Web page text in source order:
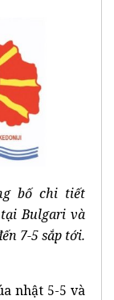
bố chi tiết
Bulgari và
7-5 sắp tới.
nhật 5-5 và